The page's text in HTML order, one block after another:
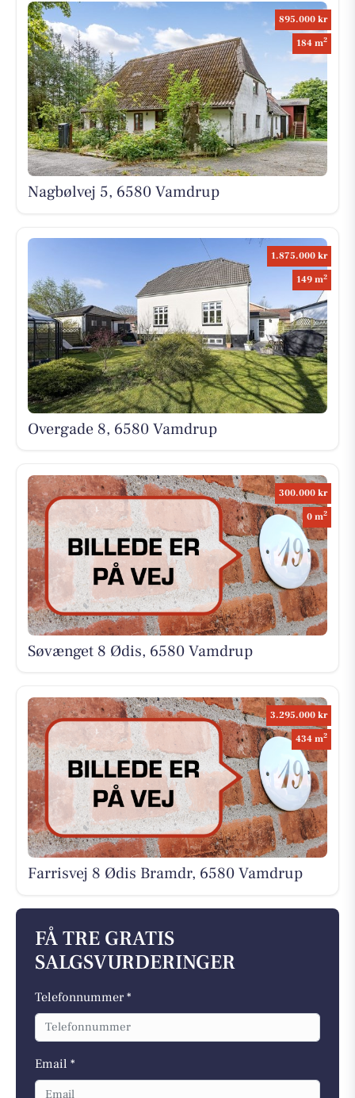
895.000 kr
184 m2
Nagbølvej 5, 6580 Vamdrup
1.875.000 kr
149 m2
Overgade 8, 6580 Vamdrup
300.000 kr
0 m2
Søvænget 8 Ødis, 6580 Vamdrup
3.295.000 kr
434 m2
Farrisvej 8 Ødis Bramdr, 6580 Vamdrup
FÅ TRE GRATIS
SALGSVURDERINGER
Telefonnummer *
Email *